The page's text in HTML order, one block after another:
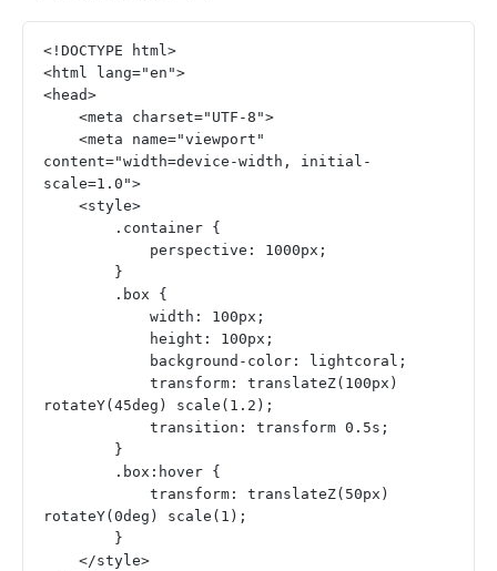
<!DOCTYPE html>
<html lang="en">
<head>
    <meta charset="UTF-8">
content="width=device-width, initial-
scale=1.0">
    <style>
        .container {
            perspective: 1000px;
        }
        .box {
            width: 100px;
            height: 100px;
            background-color: lightcoral;
rotateY(45deg) scale(1.2);
            transition: transform 0.5s;
        }
        .box:hover {
rotateY(0deg) scale(1);
        }
    </style>